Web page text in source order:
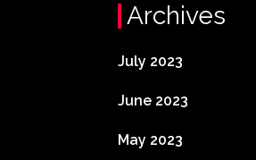
Archives
July 2023
June 2023
May 2023